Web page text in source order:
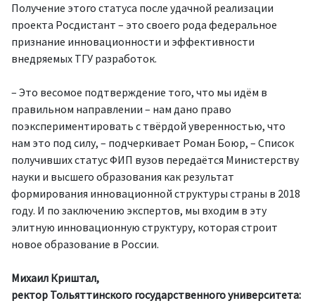
Получение этого статуса после удачной реализации
проекта Росдистант – это своего рода федеральное
признание инновационности и эффективности
внедряемых ТГУ разработок.
– Это весомое подтверждение того, что мы идём в
правильном направлении – нам дано право
поэкспериментировать с твёрдой уверенностью, что
нам это под силу, – подчеркивает Роман Боюр, – Список
получивших статус ФИП вузов передаётся Министерству
науки и высшего образования как результат
формирования инновационной структуры страны в 2018
году. И по заключению экспертов, мы входим в эту
элитную инновационную структуру, которая строит
новое образование в России.
Михаил Криштал,
ректор Тольяттинского государственного университета: